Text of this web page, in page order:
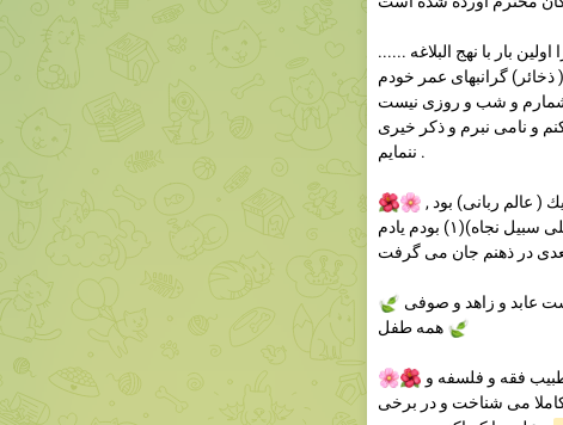
...... دريغ است در اين مقدمه از آن بزرگمردى كه مرا اولين بار با نهج البلاغه
گرانبهاى عمر خودم
شمارم و شب و روزى نيست
و نامى نبرم و ذكر خيرى
ننمايم .
🌺
🌸
اما چنين جراتى ندارم كه بگويم من ( متعلم على سبيل نجاه)(١) بودم يادم
🍃
🍃
🌸
🌺
مى شناخت و در برخى